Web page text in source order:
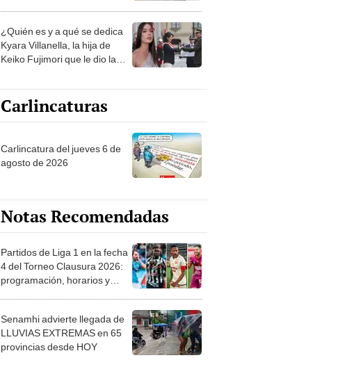
¿Quién es y a qué se dedica
Kyara Villanella, la hija de
Keiko Fujimori que le dio la
Carlincaturas
Carlincatura del jueves 6 de
agosto de 2026
Notas Recomendadas
Partidos de Liga 1 en la fecha
4 del Torneo Clausura 2026:
programación, horarios y
Senamhi advierte llegada de
LLUVIAS EXTREMAS en 65
provincias desde HOY